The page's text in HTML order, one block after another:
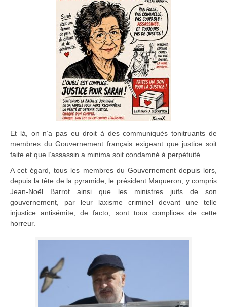
Et là, on n’a pas eu droit à des communiqués tonitruants de
membres du Gouvernement français exigeant que justice soit
faite et que l’assassin a minima soit condamné à perpétuité.
A cet égard, tous les membres du Gouvernement depuis lors,
depuis la tête de la pyramide, le président Maqueron, y compris
Jean-Noël Barrot ainsi que les ministres juifs de son
gouvernement, par leur laxisme criminel devant une telle
injustice antisémite, de facto, sont tous complices de cette
horreur.